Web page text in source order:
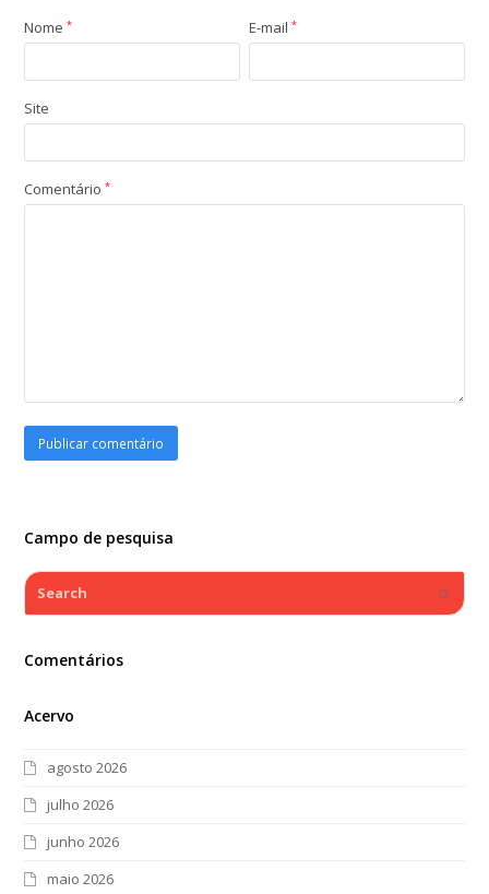
Nome* E-mail*
Site
Comentário*
Campo de pesquisa
Search
Comentários
Acervo
agosto 2026
julho 2026
junho 2026
maio 2026